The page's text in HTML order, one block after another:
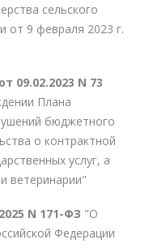
сельского
от 9 февраля 2023 г.
09.02.2023 N 73
Плана
бюджетного
о контрактной
услуг, а
ветеринарии"
N 171-ФЗ "О
Федерации